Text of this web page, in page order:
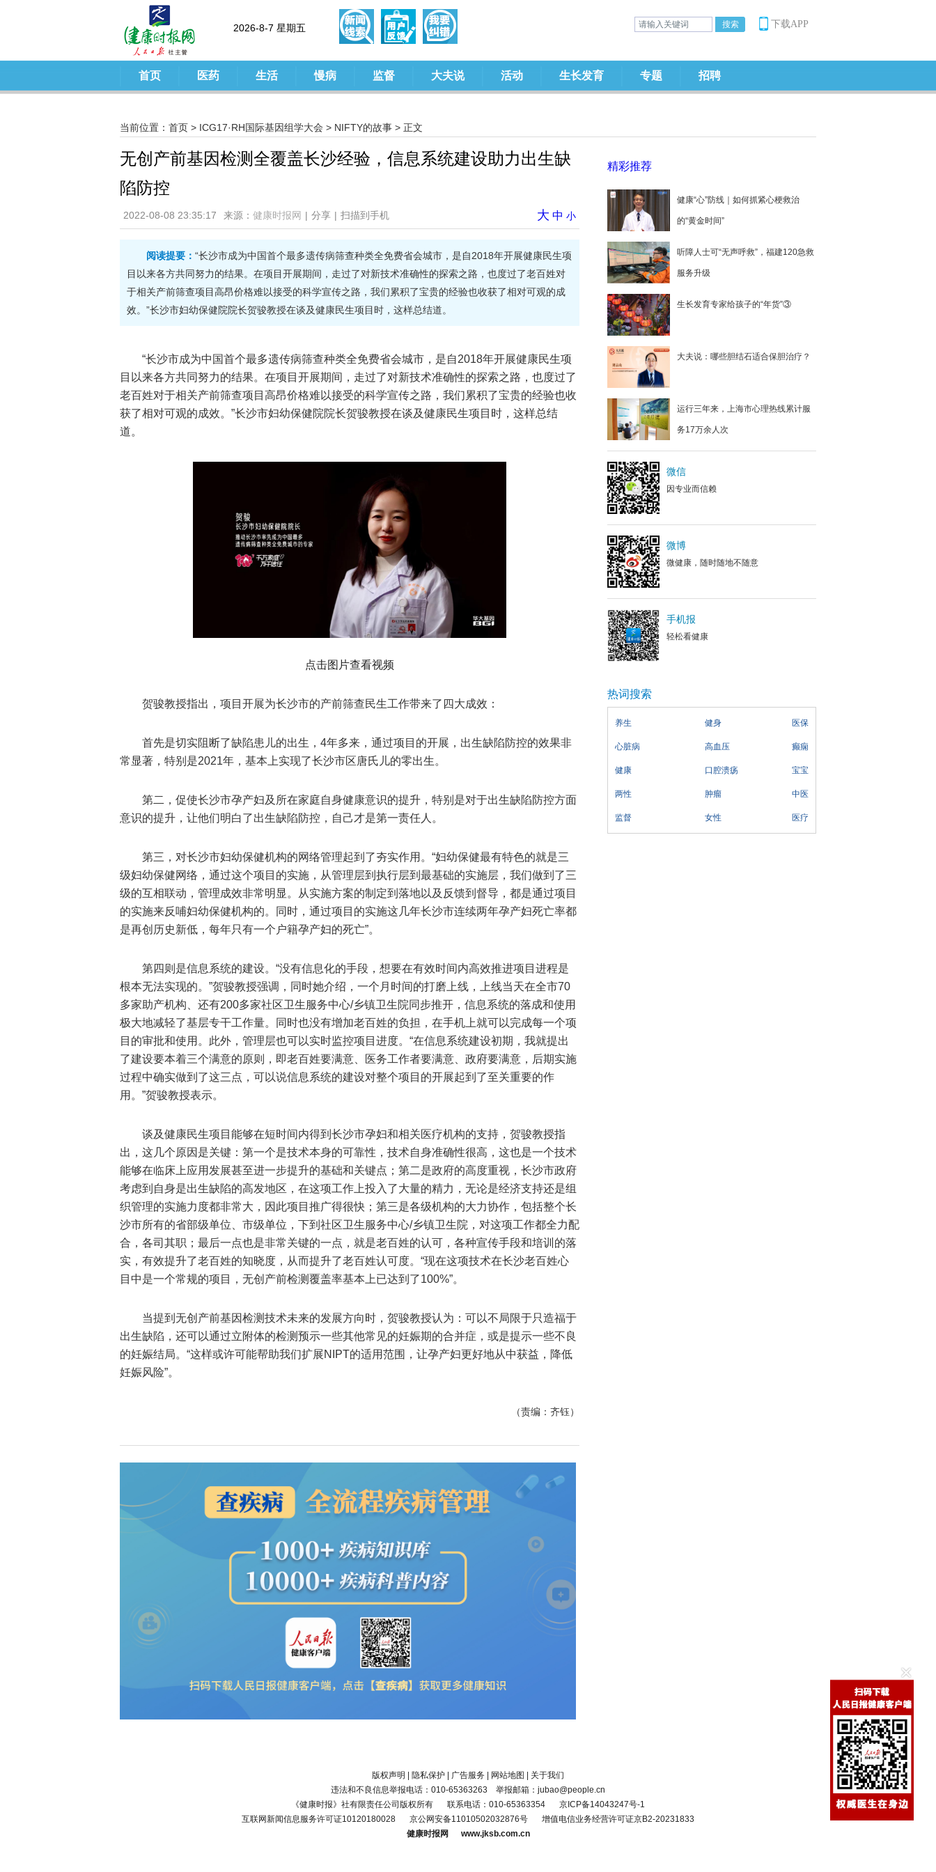
2026-8-7 星期五 下载APP
首页 医药 生活 慢病 监督 大夫说 活动 生长发育 专题 招聘
当前位置： 首页 > ICG17·RH国际基因组学大会 > NIFTY的故事 > 正文
无创产前基因检测全覆盖长沙经验，信息系统建设助力出生缺
陷防控
2022-08-08 23:35:17 来源： 健康时报网 | 分享 | 扫描到手机 大 中 小
阅读提要： “长沙市成为中国首个最多遗传病筛查种类全免费省会城市，是自2018年开展健康民生项
目以来各方共同努力的结果。在项目开展期间，走过了对新技术准确性的探索之路，也度过了老百姓对
于相关产前筛查项目高昂价格难以接受的科学宣传之路，我们累积了宝贵的经验也收获了相对可观的成
效。”长沙市妇幼保健院院长贺骏教授在谈及健康民生项目时，这样总结道。
“长沙市成为中国首个最多遗传病筛查种类全免费省会城市，是自2018年开展健康民生项
目以来各方共同努力的结果。在项目开展期间，走过了对新技术准确性的探索之路，也度过了
老百姓对于相关产前筛查项目高昂价格难以接受的科学宣传之路，我们累积了宝贵的经验也收
获了相对可观的成效。”长沙市妇幼保健院院长贺骏教授在谈及健康民生项目时，这样总结
道。
点击图片查看视频
贺骏教授指出，项目开展为长沙市的产前筛查民生工作带来了四大成效：
首先是切实阻断了缺陷患儿的出生，4年多来，通过项目的开展，出生缺陷防控的效果非
常显著，特别是2021年，基本上实现了长沙市区唐氏儿的零出生。
第二，促使长沙市孕产妇及所在家庭自身健康意识的提升，特别是对于出生缺陷防控方面
意识的提升，让他们明白了出生缺陷防控，自己才是第一责任人。
第三，对长沙市妇幼保健机构的网络管理起到了夯实作用。“妇幼保健最有特色的就是三
级妇幼保健网络，通过这个项目的实施，从管理层到执行层到最基础的实施层，我们做到了三
级的互相联动，管理成效非常明显。从实施方案的制定到落地以及反馈到督导，都是通过项目
的实施来反哺妇幼保健机构的。同时，通过项目的实施这几年长沙市连续两年孕产妇死亡率都
是再创历史新低，每年只有一个户籍孕产妇的死亡”。
第四则是信息系统的建设。“没有信息化的手段，想要在有效时间内高效推进项目进程是
根本无法实现的。”贺骏教授强调，同时她介绍，一个月时间的打磨上线，上线当天在全市70
多家助产机构、还有200多家社区卫生服务中心/乡镇卫生院同步推开，信息系统的落成和使用
极大地减轻了基层专干工作量。同时也没有增加老百姓的负担，在手机上就可以完成每一个项
目的审批和使用。此外，管理层也可以实时监控项目进度。“在信息系统建设初期，我就提出
了建设要本着三个满意的原则，即老百姓要满意、医务工作者要满意、政府要满意，后期实施
过程中确实做到了这三点，可以说信息系统的建设对整个项目的开展起到了至关重要的作
用。”贺骏教授表示。
谈及健康民生项目能够在短时间内得到长沙市孕妇和相关医疗机构的支持，贺骏教授指
出，这几个原因是关键：第一个是技术本身的可靠性，技术自身准确性很高，这也是一个技术
能够在临床上应用发展甚至进一步提升的基础和关键点；第二是政府的高度重视，长沙市政府
考虑到自身是出生缺陷的高发地区，在这项工作上投入了大量的精力，无论是经济支持还是组
织管理的实施力度都非常大，因此项目推广得很快；第三是各级机构的大力协作，包括整个长
沙市所有的省部级单位、市级单位，下到社区卫生服务中心/乡镇卫生院，对这项工作都全力配
合，各司其职；最后一点也是非常关键的一点，就是老百姓的认可，各种宣传手段和培训的落
实，有效提升了老百姓的知晓度，从而提升了老百姓认可度。“现在这项技术在长沙老百姓心
目中是一个常规的项目，无创产前检测覆盖率基本上已达到了100%”。
当提到无创产前基因检测技术未来的发展方向时，贺骏教授认为：可以不局限于只造福于
出生缺陷，还可以通过立附体的检测预示一些其他常见的妊娠期的合并症，或是提示一些不良
的妊娠结局。“这样或许可能帮助我们扩展NIPT的适用范围，让孕产妇更好地从中获益，降低
妊娠风险”。
（责编：齐钰）
精彩推荐
健康“心”防线｜如何抓紧心梗救治
的“黄金时间”
听障人士可“无声呼救”，福建120急救
服务升级
生长发育专家给孩子的“年货”③
大夫说：哪些胆结石适合保胆治疗？
运行三年来，上海市心理热线累计服
务17万余人次
微信
因专业而信赖
微博
微健康，随时随地不随意
手机报
轻松看健康
热词搜索
养生 健身 医保
心脏病 高血压 癫痫
健康 口腔溃疡 宝宝
两性 肿瘤 中医
监督 女性 医疗
版权声明 | 隐私保护 | 广告服务 | 网站地图 | 关于我们
违法和不良信息举报电话：010-65363263 举报邮箱：jubao@people.cn
《健康时报》社有限责任公司版权所有
联系电话：010-65363354
京ICP备14043247号-1
互联网新闻信息服务许可证10120180028
京公网安备11010502032876号
增值电信业务经营许可证京B2-20231833
健康时报网 www.jksb.com.cn